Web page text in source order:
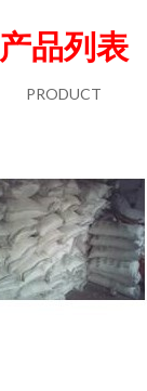
产品列表
PRODUCT